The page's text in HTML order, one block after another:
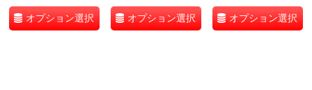
オプション選択 オプション選択 オプション選択